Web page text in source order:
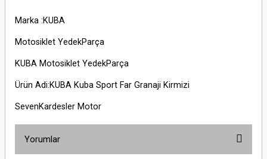
Marka :KUBA
Motosiklet YedekParça
KUBA Motosiklet YedekParça
Ürün Adi:KUBA Kuba Sport Far Granaji Kirmizi
SevenKardesler Motor
Yorumlar